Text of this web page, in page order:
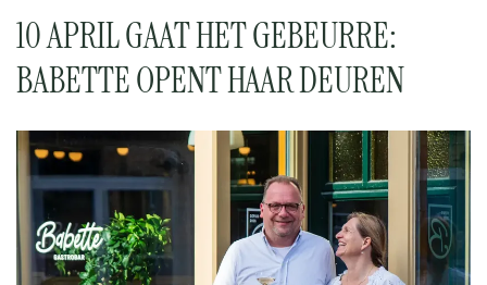
10 APRIL GAAT HET GEBEURRE:
BABETTE OPENT HAAR DEUREN